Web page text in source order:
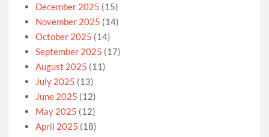
December 2025 (15)
November 2025 (14)
October 2025 (14)
September 2025 (17)
August 2025 (11)
July 2025 (13)
June 2025 (12)
May 2025 (12)
April 2025 (18)